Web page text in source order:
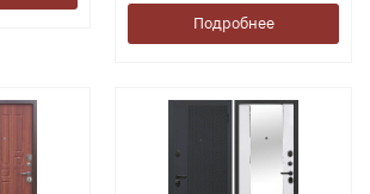
Подробнее